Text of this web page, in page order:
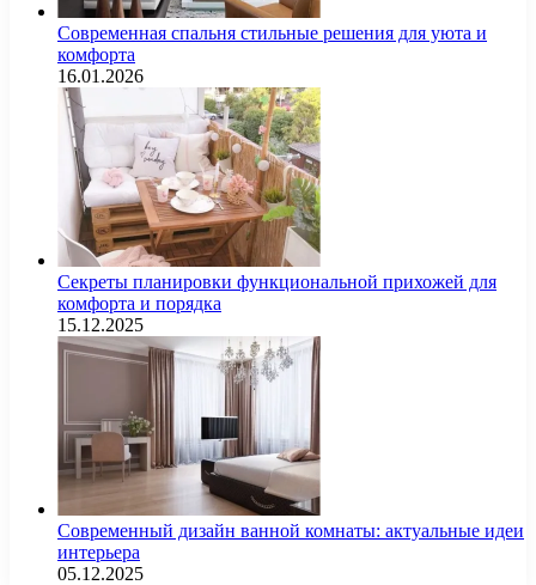
Современная спальня стильные решения для уюта и
комфорта
16.01.2026
Секреты планировки функциональной прихожей для
комфорта и порядка
15.12.2025
Современный дизайн ванной комнаты: актуальные идеи
интерьера
05.12.2025